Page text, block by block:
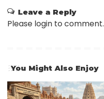
Leave a Reply
Please login to comment.
You Might Also Enjoy